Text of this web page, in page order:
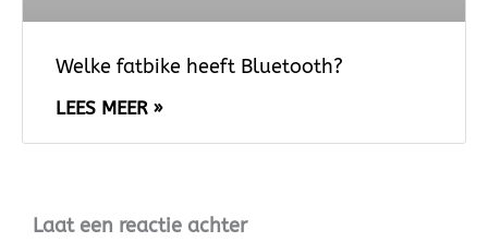
Welke fatbike heeft Bluetooth?
LEES MEER »
Laat een reactie achter